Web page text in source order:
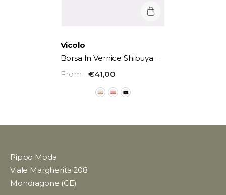
Vendor:
Vicolo
Borsa In Vernice Shibuya
Vicolo
From €41,00
Pippo Moda
Viale Margherita 208
Mondragone (CE)